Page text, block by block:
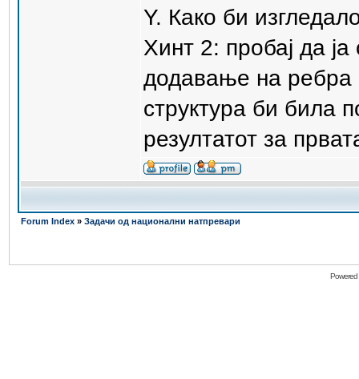
Y. Како би
Хинт 2: пробај да
додавање на ребра
структура би била
резултатот за
Forum Index » Задачи од национални натпревари